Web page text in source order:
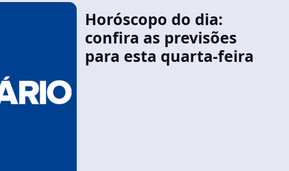
Horóscopo do dia:
confira as previsões
para esta quarta-feira